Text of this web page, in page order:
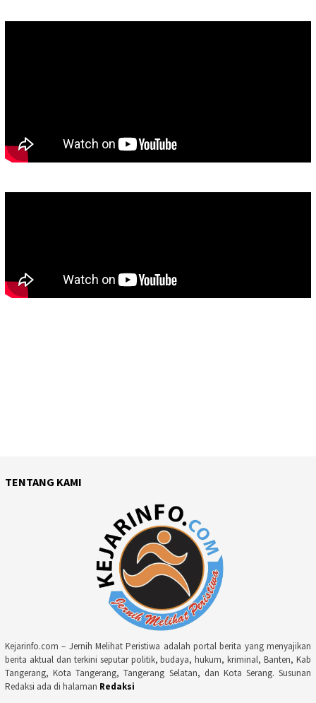
TENTANG KAMI
Kejarinfo.com – Jernih Melihat Peristiwa adalah portal berita yang menyajikan
berita aktual dan terkini seputar politik, budaya, hukum, kriminal, Banten, Kab
Tangerang, Kota Tangerang, Tangerang Selatan, dan Kota Serang. Susunan
Redaksi ada di halaman Redaksi